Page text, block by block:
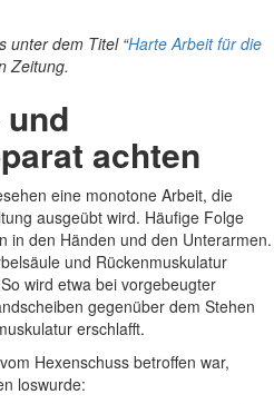
unter dem Titel “Harte Arbeit für die
Zeitung.
achten
eine monotone Arbeit, die
ausgeübt wird. Häufige Folge
in den Händen und den Unterarmen.
und Rückenmuskulatur
wird etwa bei vorgebeugter
gegenüber dem Stehen
erschlafft.
Hexenschuss betroffen war,
loswurde: